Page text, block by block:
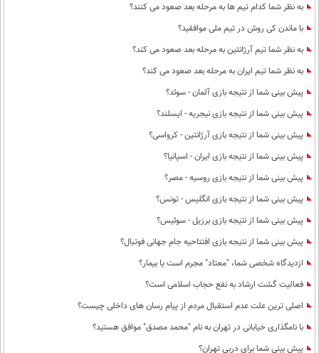
به نظر شما کدام تیم ها به مرحله بعد صعود می کنند؟
با ماندن کی روش در تیم ملی موافقید؟
به نظر شما تیم آرژانتین به مرحله بعد صعود می کند؟
به نظر شما تیم ایران به مرحله بعد صعود می کند؟
پیش بینی شما از نتیجه بازی آلمان - سوئد؟
پیش بینی شما از نتیجه بازی نیجریه - ایسلند؟
پیش بینی شما از نتیجه بازی آرژانتین - کرواسی؟
پیش بینی شما از نتیجه بازی ایران - اسپانیا؟
پیش بینی شما از نتیجه بازی روسیه - مصر؟
پیش بینی شما از نتیجه بازی انگلیس - تونس؟
پیش بینی شما از نتیجه بازی برزیل - سوئیس؟
پیش بینی شما از نتیجه بازی افتتاحیه جام جهانی فوتبال؟
ازدیدگاه شخصی شما، "معتاد" مجرم است یا بیمار؟
فعالیت گشت ارشاد به نفع حجاب اسلامی است؟
اصلی ترین علت عدم استقبال مردم از پیام رسان های داخلی چیست؟
با نامگذاری خیابانی در تهران به نام "محمد مصدق" موافق هستید؟
پیش بینی شما برای دربی تهران؟